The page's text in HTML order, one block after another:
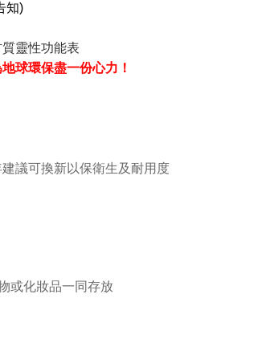
知)
靈性功能表
球環保盡一份心力！
議可換新以保衛生及耐用度
或化妝品一同存放